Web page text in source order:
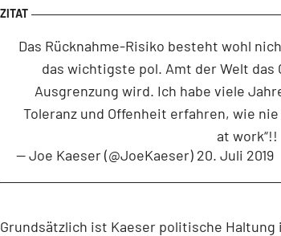
Das Rücknahme-Risiko besteht wohl
das wichtigste pol. Amt der Welt das
Ausgrenzung wird. Ich habe viele
Toleranz und Offenheit erfahren, wie nie
at work“!!
— Joe Kaeser (@JoeKaeser) 20. Juli 2019
Grundsätzlich ist Kaeser politische